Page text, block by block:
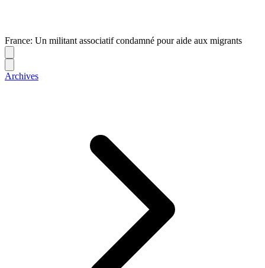
France: Un militant associatif condamné pour aide aux migrants
Archives